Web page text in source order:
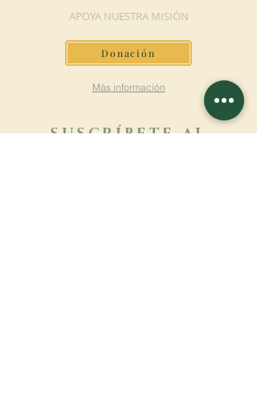
APOYA NUESTRA MISIÓN
Donación
Más información
SUSCRÍBETE AL